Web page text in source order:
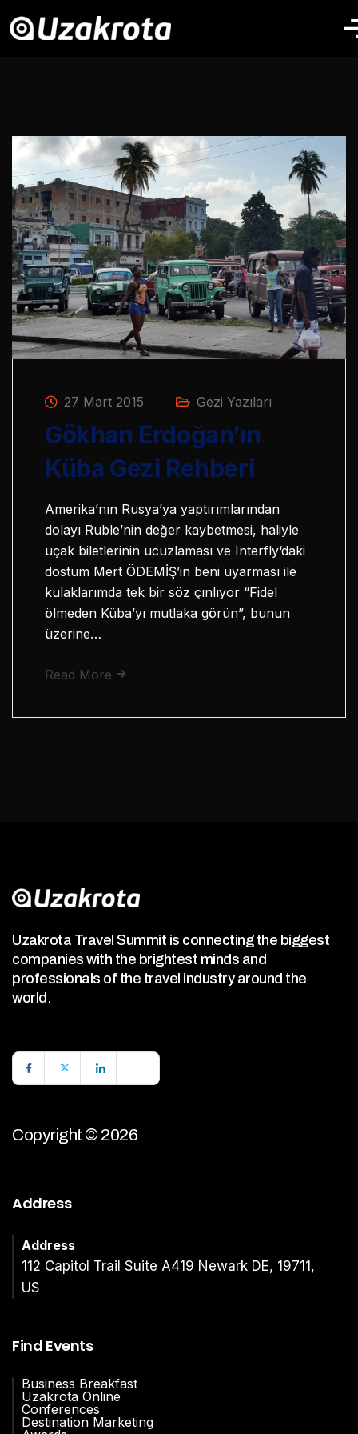
27 Mart 2015 Gezi Yazıları
Gökhan Erdoğan’ın
Küba Gezi Rehberi
Amerika’nın Rusya’ya yaptırımlarından
dolayı Ruble’nin değer kaybetmesi, haliyle
uçak biletlerinin ucuzlaması ve Interfly‘daki
dostum Mert ÖDEMİŞ’in beni uyarması ile
kulaklarımda tek bir söz çınlıyor “Fidel
ölmeden Küba’yı mutlaka görün”, bunun
üzerine…
Read More
Uzakrota Travel Summit is connecting the biggest
companies with the brightest minds and
professionals of the travel industry around the
world.
Copyright © 2026
Address
Address
112 Capitol Trail Suite A419 Newark DE, 19711,
US
Find Events
Business Breakfast
Uzakrota Online
Conferences
Destination Marketing